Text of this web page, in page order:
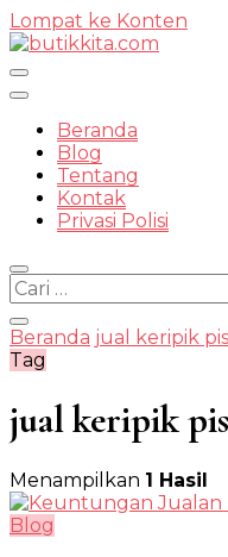
Lompat ke Konten
Beranda
Blog
Tentang
Kontak
Privasi Polisi
Cari
untuk:
Beranda jual keripik
Tag
jual keripik
Menampilkan 1 Hasil
Blog